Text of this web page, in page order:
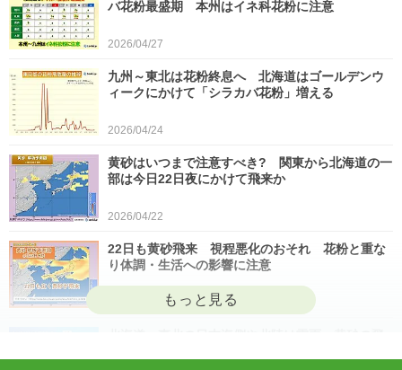
バ花粉最盛期 本州はイネ科花粉に注意
2026/04/27
九州～東北は花粉終息へ 北海道はゴールデンウ
ィークにかけて「シラカバ花粉」増える
2026/04/24
黄砂はいつまで注意すべき? 関東から北海道の一
部は今日22日夜にかけて飛来か
2026/04/22
22日も黄砂飛来 視程悪化のおそれ 花粉と重な
り体調・生活への影響に注意